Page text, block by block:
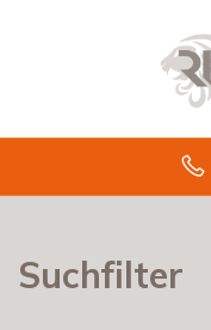
Suchfilter